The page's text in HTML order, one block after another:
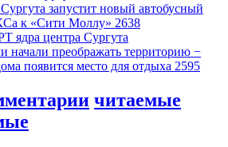
запустит новый автобусный
к «Сити Моллу» 2638
ядра центра Сургута
начали преображать территорию −
появится место для отдыха 2595
читаемые